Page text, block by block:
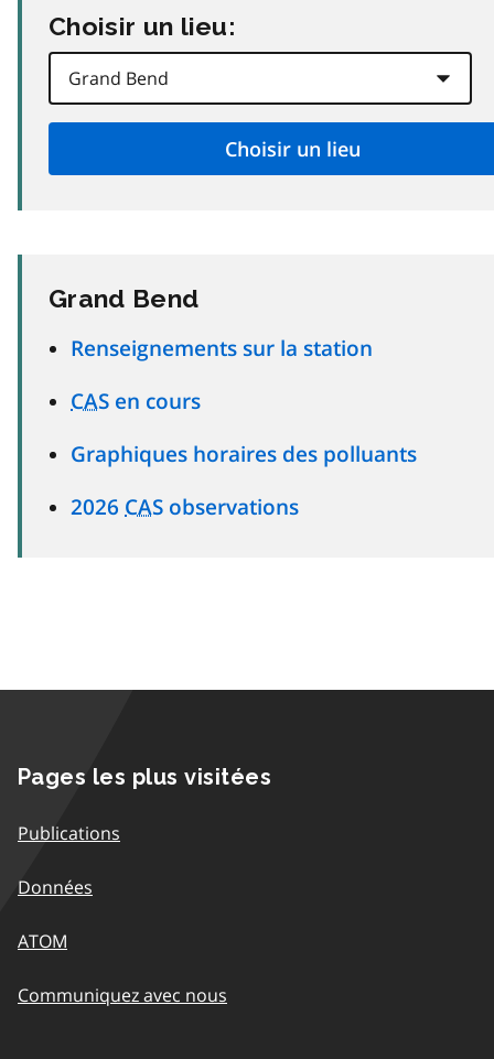
Choisir un lieu:
Grand Bend
Renseignements sur la station
CAS en cours
Graphiques horaires des polluants
2026 CAS observations
Pages les plus visitées
Publications
Données
ATOM
Communiquez avec nous